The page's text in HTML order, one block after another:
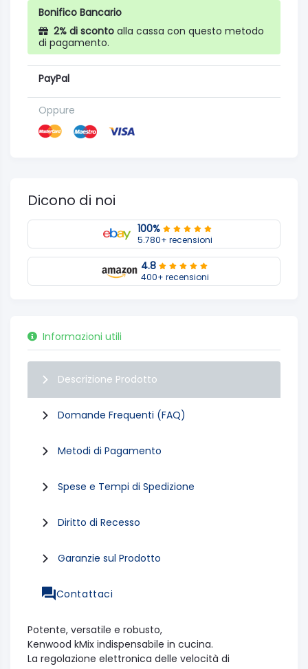
Bonifico Bancario
2% di sconto alla cassa con questo metodo
di pagamento.
PayPal
Oppure
Dicono di noi
100%
5.780+ recensioni
4.8
400+ recensioni
Informazioni utili
Descrizione Prodotto
Domande Frequenti (FAQ)
Metodi di Pagamento
Spese e Tempi di Spedizione
Diritto di Recesso
Garanzie sul Prodotto
Contattaci
Potente, versatile e robusto,
Kenwood kMix indispensabile in cucina.
La regolazione elettronica delle velocità di